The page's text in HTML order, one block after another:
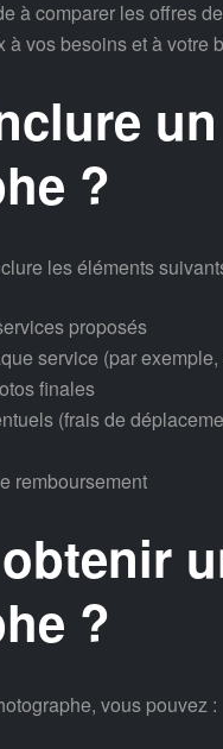
à comparer les offres
vos besoins et à votre
?
les éléments
proposés
service (par
finales
(frais de
remboursement
?
vous pouvez :